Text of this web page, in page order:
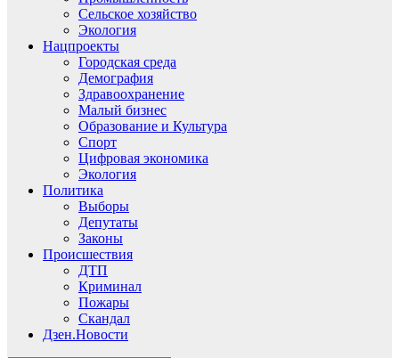
Сельское хозяйство
Экология
Нацпроекты
Городская среда
Демография
Здравоохранение
Малый бизнес
Образование и Культура
Спорт
Цифровая экономика
Экология
Политика
Выборы
Депутаты
Законы
Происшествия
ДТП
Криминал
Пожары
Скандал
Дзен.Новости